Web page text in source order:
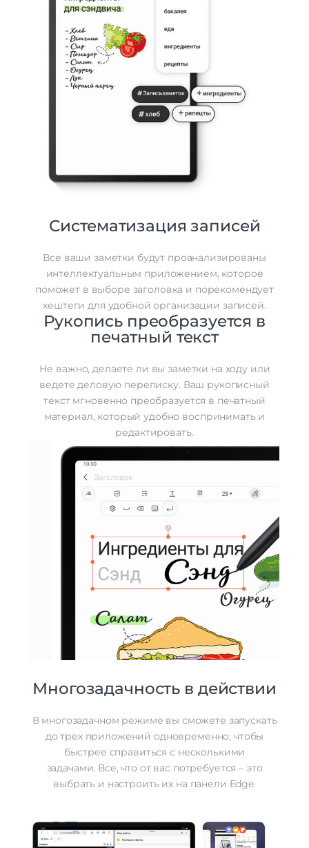
Систематизация записей
Все ваши заметки будут проанализированы
интеллектуальным приложением, которое
поможет в выборе заголовка и порекомендует
хештеги для удобной организации записей.
Рукопись преобразуется в
печатный текст
Не важно, делаете ли вы заметки на ходу или
ведете деловую переписку. Ваш рукописный
текст мгновенно преобразуется в печатный
материал, который удобно воспринимать и
редактировать.
Многозадачность в действии
В многозадачном режиме вы сможете запускать
до трех приложений одновременно, чтобы
быстрее справиться с несколькими
задачами. Все, что от вас потребуется – это
выбрать и настроить их на панели Edge.